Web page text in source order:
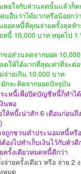
อใจกับส่วนลดนั้นแล้วก็ต
นอื่นว่าได้มากหรือน้อยกว่
ยอดหนี้ที่คุณจ่ายครั้งสุดท้
นี้ 10,000 บาท หยุดไป 1
ขอส่วนลดจากยอด 10,000
ให้ได้มากที่สุดเท่าที่จะต่อ
ายเกิน 10,000 บาท
กจะคิดจากยอดปัจจุบัน
ระหนี้เพื่อปิดบัญชีหนี้ก็ทำไ
นพอ
ห้หนี้เน่าสัก 6 เดือนก่อนถึ
จถูกชวนทำประนอมหนี้หรื
องไปทำเก็บเงินไว้กับตัวดี
ครั้งเดียวหมดหนี้ดีกว่า
จ่ายครั้งเดียว หรือ จ่าย 2
หมด